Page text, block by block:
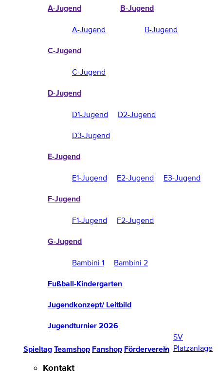
A-Jugend
A-Jugend
B-Jugend
B-Jugend
C-Jugend
C-Jugend
D-Jugend
D1-Jugend
D2-Jugend
D3-Jugend
E-Jugend
E1-Jugend E2-Jugend E3-Jugend
F-Jugend
F1-Jugend F2-Jugend
G-Jugend
Bambini 1 Bambini 2
Fußball-Kindergarten
Jugendkonzept/ Leitbild
Jugendturnier 2026
Spieltag Teamshop Fanshop Förderverein
SV
Platzanlage
Kontakt